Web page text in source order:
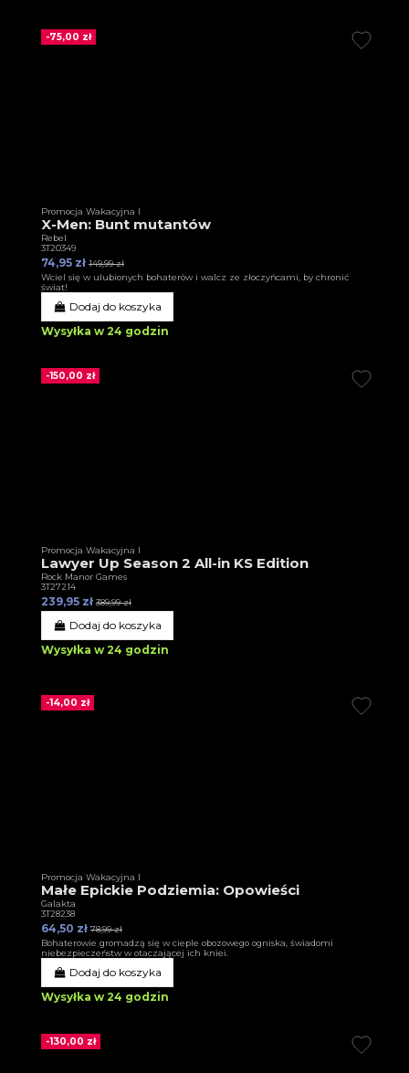
-75,00 zł
Promocja Wakacyjna I
X-Men: Bunt mutantów
Rebel
3T20349
74,95 zł 149,99 zł
Wciel się w ulubionych bohaterów i walcz ze złoczyńcami, by chronić
świat!
Dodaj do koszyka
Wysyłka w 24 godzin
-150,00 zł
Promocja Wakacyjna I
Lawyer Up Season 2 All-in KS Edition
Rock Manor Games
3T27214
239,95 zł 389,99 zł
Dodaj do koszyka
Wysyłka w 24 godzin
-14,00 zł
Promocja Wakacyjna I
Małe Epickie Podziemia: Opowieści
Galakta
3T28238
64,50 zł 78,99 zł
Bohaterowie gromadzą się w cieple obozowego ogniska, świadomi
niebezpieczeństw w otaczającej ich kniei.
Dodaj do koszyka
Wysyłka w 24 godzin
-130,00 zł